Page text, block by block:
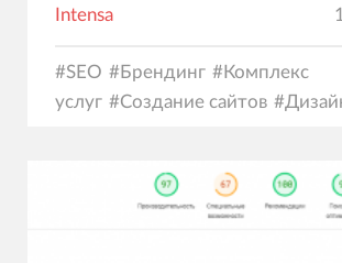
Intensa
#SEO #Брендинг #Комплекс
услуг #Создание сайтов #